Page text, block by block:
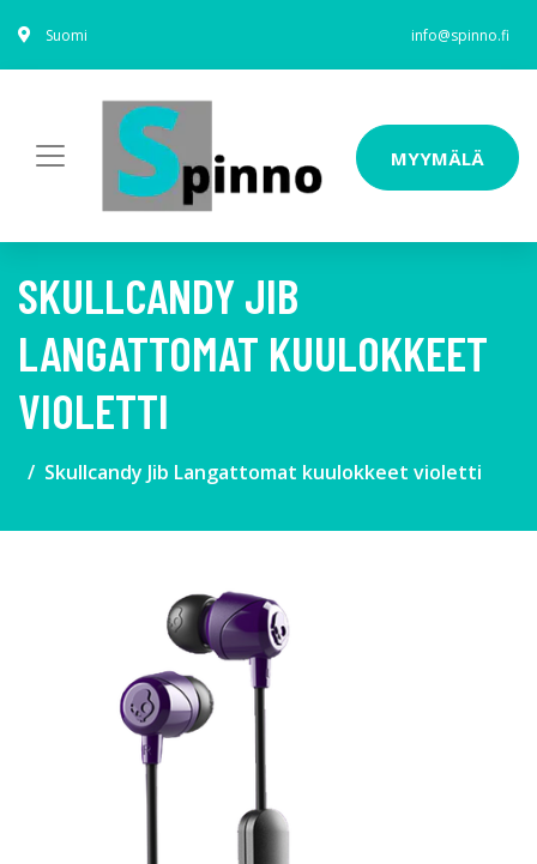
Suomi info@spinno.fi
MYYMÄLÄ
SKULLCANDY JIB
LANGATTOMAT KUULOKKEET
VIOLETTI
Skullcandy Jib Langattomat kuulokkeet violetti